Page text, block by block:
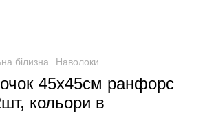
білизна Наволоки
45х45см ранфорс
кольори в